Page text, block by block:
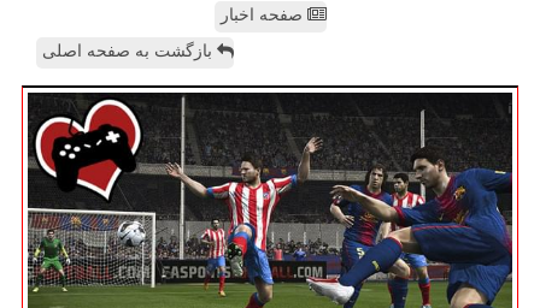
صفحه اخبار
بازگشت به صفحه اصلی